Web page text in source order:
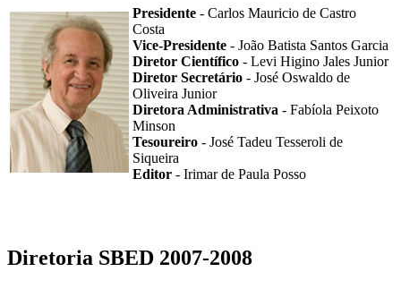
Presidente - Carlos Mauricio de Castro
Costa
Vice-Presidente - João Batista Santos Garcia
Diretor Científico - Levi Higino Jales Junior
Diretor Secretário - José Oswaldo de
Oliveira Junior
Diretora Administrativa - Fabíola Peixoto
Minson
Tesoureiro - José Tadeu Tesseroli de
Siqueira
Editor - Irimar de Paula Posso
Diretoria SBED 2007-2008